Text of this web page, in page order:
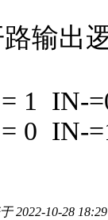
输出
1 IN-
0 IN-
2022-10-28 18:29